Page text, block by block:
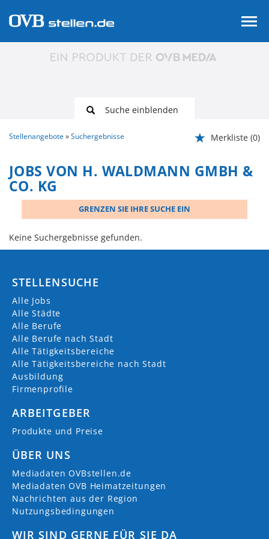
Suche einblenden
Stellenangebote Suchergebnisse Merkliste (0)
JOBS VON H. WALDMANN GMBH &
CO. KG
GRENZEN SIE IHRE SUCHE EIN
Keine Suchergebnisse gefunden.
STELLENSUCHE
Alle Jobs
Alle Städte
Alle Berufe
Alle Berufe nach Stadt
Alle Tätigkeitsbereiche
Alle Tätigkeitsbereiche nach Stadt
Ausbildung
Firmenprofile
ARBEITGEBER
Produkte und Preise
ÜBER UNS
Mediadaten OVBstellen.de
Mediadaten OVB Heimatzeitungen
Nachrichten aus der Region
Nutzungsbedingungen
WIR SIND GERNE FÜR SIE DA